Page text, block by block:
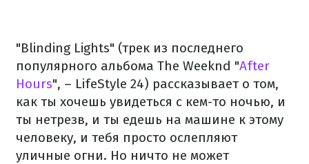
"Blinding Lights" (трек из последнего
популярного альбома The Weeknd "After
Hours", – LifeStyle 24) рассказывает о том,
как ты хочешь увидеться с кем-то ночью, и
ты нетрезв, и ты едешь на машине к этому
человеку, и тебя просто ослепляют
уличные огни. Но ничто не может